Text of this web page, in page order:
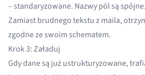
– standaryzowane. Nazwy pól są spójne.
Zamiast brudnego tekstu z maila,
zgodne ze swoim schematem.
Krok 3: Załaduj
Gdy dane są już ustrukturyzowane,